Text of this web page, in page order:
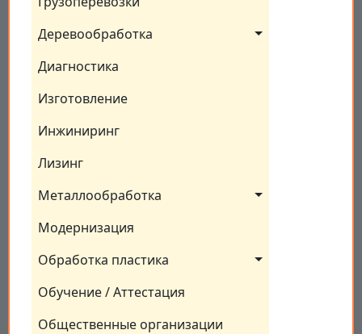
Деревообработка
Диагностика
Изготовление
Инжиниринг
Лизинг
Металлообработка
Модернизация
Обработка пластика
Обучение / Аттестация
Общественные организации